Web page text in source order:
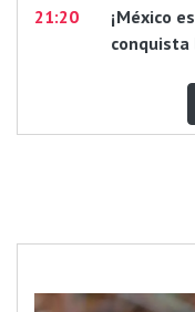
21:20
¡México
conquista